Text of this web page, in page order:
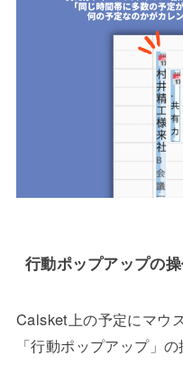
行動ポップアップの
Calsket上の予定にマウ
「行動ポップアップ」